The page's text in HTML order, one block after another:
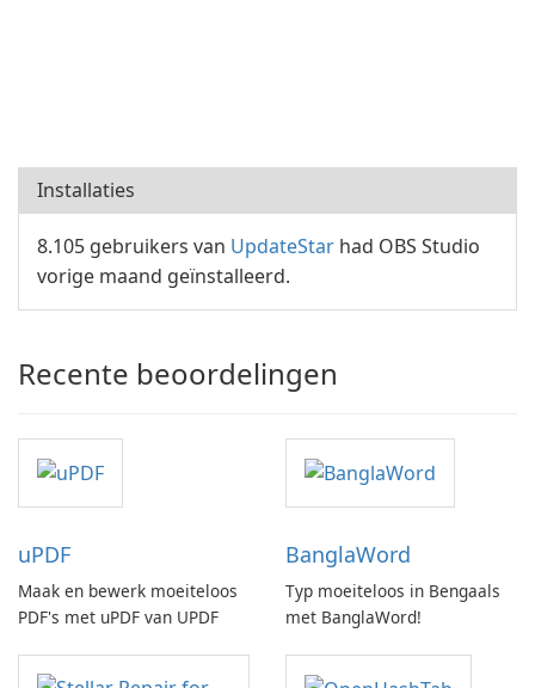
Installaties
8.105 gebruikers van UpdateStar had OBS Studio
vorige maand geïnstalleerd.
Recente beoordelingen
uPDF
Maak en bewerk moeiteloos
PDF's met uPDF van UPDF
BanglaWord
Typ moeiteloos in Bengaals
met BanglaWord!